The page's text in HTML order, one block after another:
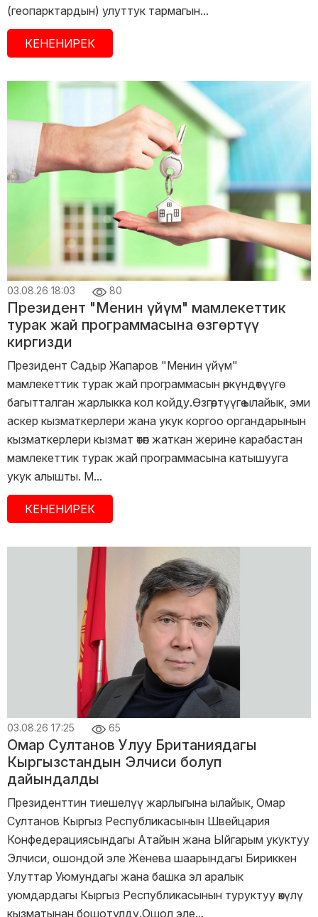
(геопарктардын) улуттук тармагын...
КЕНЕНИРЕК
03.08.26 18:03 80
Президент "Менин үйүм" мамлекеттик
турак жай программасына өзгөртүү
киргизди
Президент Садыр Жапаров "Менин үйүм"
мамлекеттик турак жай программасын өркүндөтүүгө
багытталган жарлыкка кол койду.Өзгөртүүгө ылайык, эми
аскер кызматкерлери жана укук коргоо органдарынын
кызматкерлери кызмат өтөп жаткан жерине карабастан
мамлекеттик турак жай программасына катышууга
укук алышты. М...
КЕНЕНИРЕК
03.08.26 17:25 65
Омар Султанов Улуу Британиядагы
Кыргызстандын Элчиси болуп
дайындалды
Президенттин тиешелүү жарлыгына ылайык, Омар
Султанов Кыргыз Республикасынын Швейцария
Конфедерациясындагы Атайын жана Ыйгарым укуктуу
Элчиси, ошондой эле Женева шаарындагы Бириккен
Улуттар Уюмундагы жана башка эл аралык
уюмдардагы Кыргыз Республикасынын туруктуу өкүлү
кызматынан бошотулду.Ошол эле...